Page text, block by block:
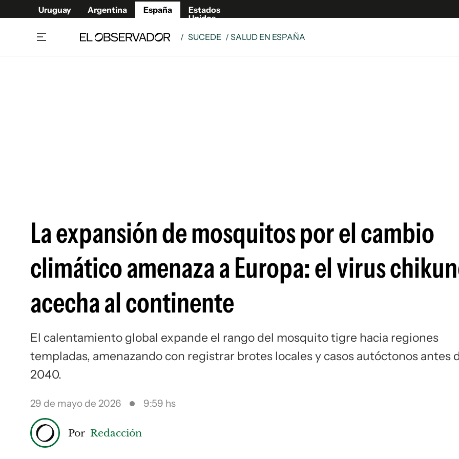
Uruguay Argentina España
Estados
Unidos
/ SUCEDE / SALUD EN ESPAÑA
La expansión de mosquitos por el cambio
climático amenaza a Europa: el virus
acecha al continente
El calentamiento global expande el rango del mosquito tigre hacia regiones
templadas, amenazando con registrar brotes locales y casos autóctonos antes
2040.
29 de mayo de 2026 9:59 hs
Por Redacción